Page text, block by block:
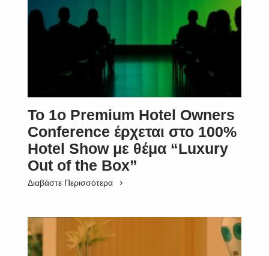
Το 1ο Premium Hotel Owners
Conference έρχεται στο 100%
Hotel Show με θέμα “Luxury
Out of the Box”
Διαβάστε Περισσότερα